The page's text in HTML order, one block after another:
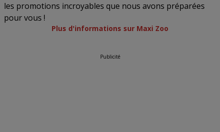
les promotions incroyables que nous avons préparées
pour vous !
Plus d'informations sur Maxi Zoo
Publicité